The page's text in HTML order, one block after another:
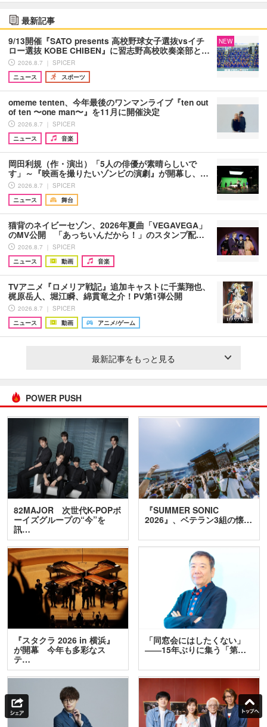
最新記事
9/13開催『SATO presents 高校野球女子選抜vsイチ
ロー選抜 KOBE CHIBEN』に習志野高校吹奏楽部と…
2026.8.7 ｜ SPICER
ニュース
スポーツ
NEW
omeme tenten、今年最後のワンマンライブ『ten out
of ten 〜one man〜』を11月に開催決定
2026.8.7 ｜ SPICER
ニュース
音楽
岡田利規（作・演出）「5人の俳優が素晴らしいで
す」～『映画を撮りたいゾンビの演劇』が開幕し、…
2026.8.7 ｜ SPICER
ニュース
舞台
猫背のネイビーセゾン、2026年夏曲「VEGAVEGA」
のMV公開 「あっちいんだから！」のスタンプ配…
2026.8.7 ｜ SPICER
ニュース
動画 音楽
TVアニメ『ロメリア戦記』追加キャストに千葉翔也、
梶原岳人、堀江瞬、綿貫竜之介！PV第1弾公開
2026.8.7 ｜ SPICER
ニュース
動画 アニメ/ゲーム
最新記事をもっと見る
POWER PUSH
82MAJOR 次世代K-POPボ
ーイズグループの“今”を
訊…
『SUMMER SONIC
2026』、ベテラン3組の懐…
『スタクラ 2026 in 横浜』
が開幕 今年も多彩なス
テ…
「同窓会にはしたくない」
――15年ぶりに集う「第…